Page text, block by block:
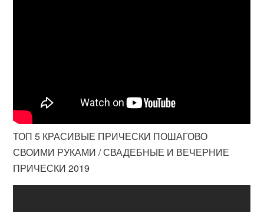
ТОП 5 КРАСИВЫЕ ПРИЧЕСКИ ПОШАГОВО
СВОИМИ РУКАМИ / СВАДЕБНЫЕ И ВЕЧЕРНИЕ
ПРИЧЕСКИ 2019